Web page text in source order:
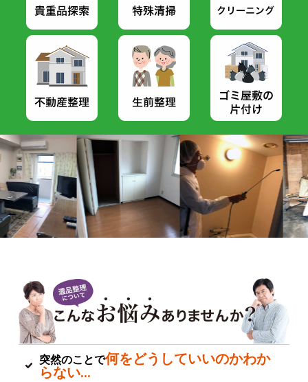
突然のことで何をどうしていいのかわか
らない…